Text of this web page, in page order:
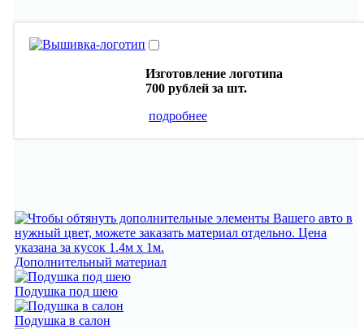
Изготовление логотипа
700 рублей за шт.
подробнее
Дополнительный материал
Подушка под шею
Подушка в салон